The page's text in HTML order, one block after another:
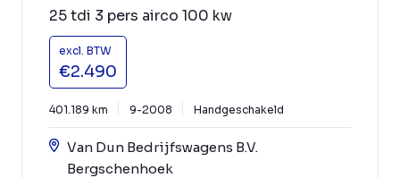
25 tdi 3 pers airco 100 kw
excl. BTW
€2.490
401.189 km 9-2008 Handgeschakeld
Van Dun Bedrijfswagens B.V.
Bergschenhoek